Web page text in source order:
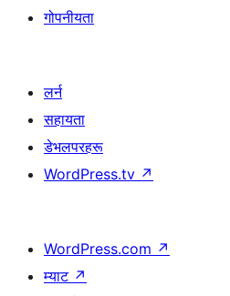
गोपनीयता
लर्न
सहायता
डेभलपरहरू
WordPress.tv ↗
WordPress.com ↗
म्याट ↗